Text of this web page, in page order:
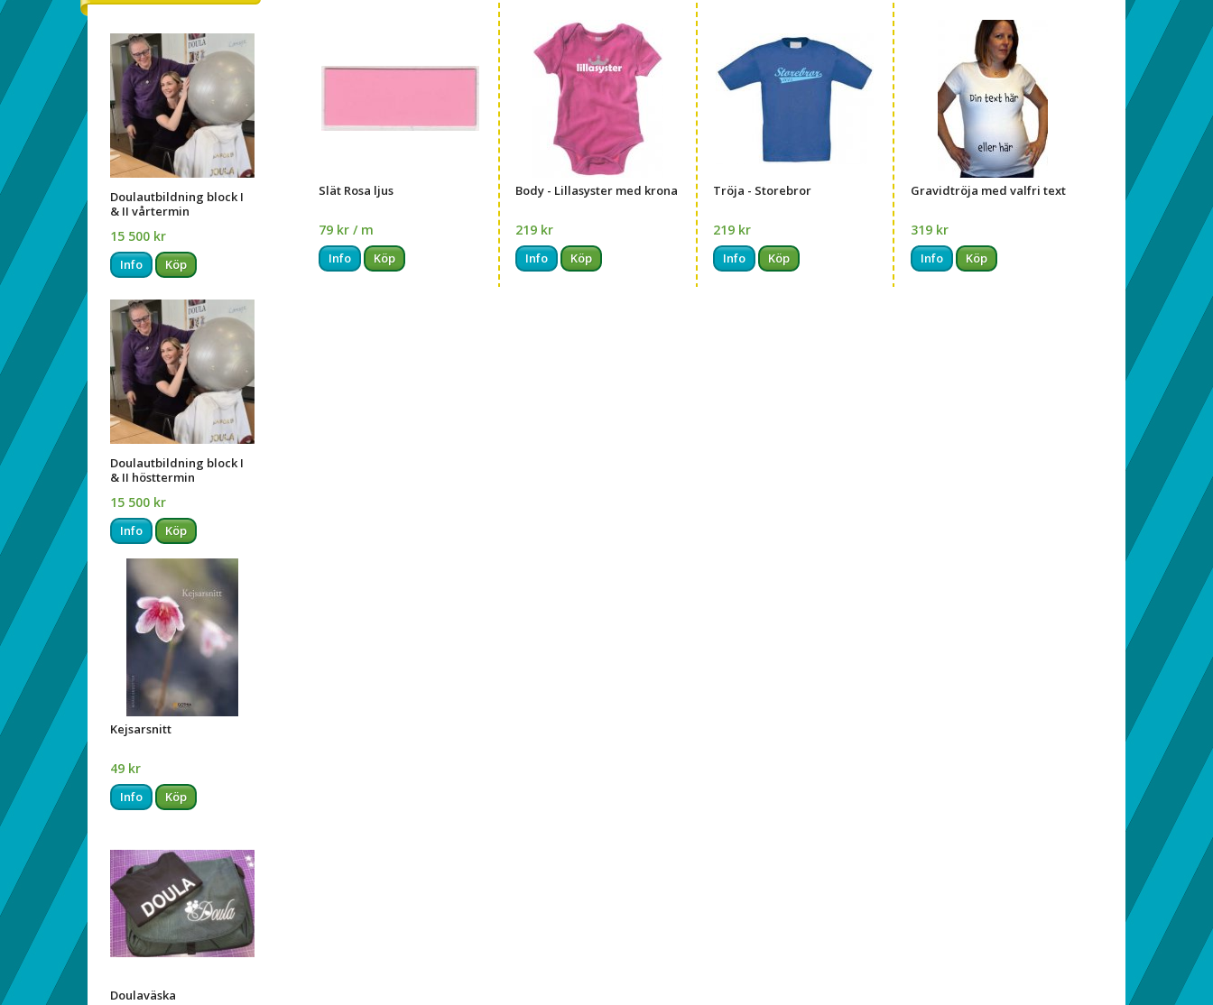
Doulautbildning block I
& II vårtermin
15 500 kr
Info Köp
Doulautbildning block I
& II hösttermin
15 500 kr
Info Köp
Kejsarsnitt
49 kr
Info Köp
Doulaväska
Slät Rosa ljus
79 kr / m
Info Köp
Body - Lillasyster med krona
219 kr
Info Köp
Tröja - Storebror
219 kr
Info Köp
Gravidtröja med valfri text
319 kr
Info Köp